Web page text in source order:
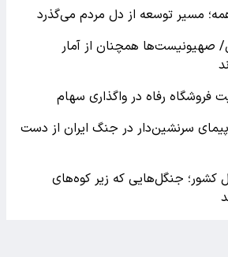
همه؛ مسیر توسعه از دل مردم می‌گذرد
صهیونیست‌ها همچنان از آمار
فروشگاه رفاه در واگذاری سهام
دستکم 7 هواپیمای سرنشین‌دار در جنگ ایران از دست
کشور؛ جنگل‌هایی که زیر کوه‌های